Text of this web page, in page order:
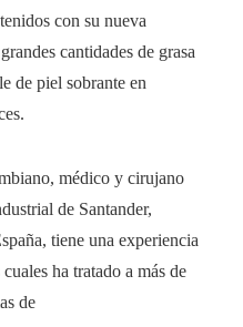
con su nueva
cantidades de grasa
de piel sobrante en
médico y cirujano
de Santander,
tiene una experiencia
ha tratado a más de
de